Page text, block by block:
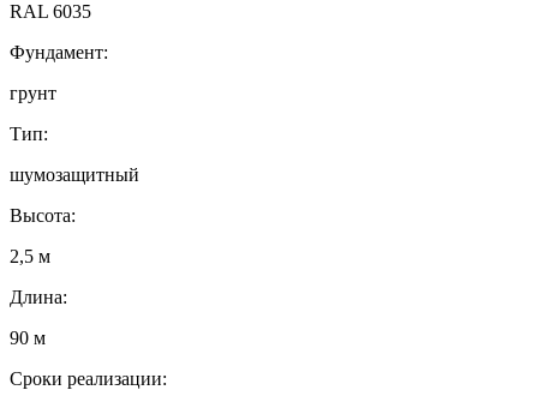
RAL 6035
Фундамент:
грунт
Тип:
шумозащитный
Высота:
2,5 м
Длина:
90 м
Сроки реализации: